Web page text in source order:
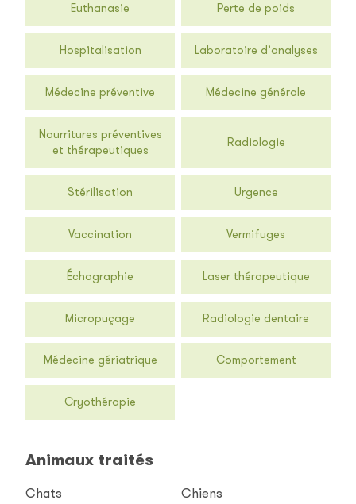
Euthanasie Perte de poids
Hospitalisation Laboratoire d’analyses
Médecine préventive Médecine générale
Nourritures préventives
et thérapeutiques
Radiologie
Stérilisation Urgence
Vaccination Vermifuges
Échographie Laser thérapeutique
Micropuçage Radiologie dentaire
Médecine gériatrique Comportement
Cryothérapie
Animaux traités
Chats Chiens